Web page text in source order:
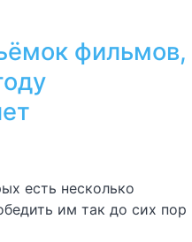
фильмов,
есть несколько
им так до сих пор